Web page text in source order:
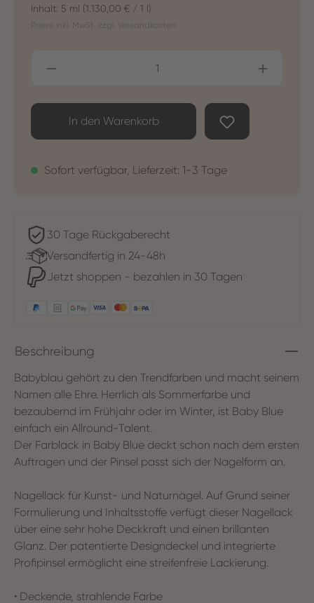
Inhalt: 5 ml (1.130,00 € / 1 l)
Preise inkl. MwSt. zzgl. Versandkosten
Produkt Anzahl: Gib den gewünschten
In den Warenkorb
Sofort verfügbar, Lieferzeit: 1-3 Tage
30 Tage Rückgaberecht
Versandfertig in 24-48h
Jetzt shoppen - bezahlen in 30 Tagen
Beschreibung
Babyblau gehört zu den Trendfarben und macht seinem
Namen alle Ehre. Herrlich als Sommerfarbe und
bezaubernd im Frühjahr oder im Winter, ist Baby Blue
einfach ein Allround-Talent.
Der Farblack in Baby Blue deckt schon nach dem ersten
Auftragen und der Pinsel passt sich der Nagelform an.
Nagellack für Kunst- und Naturnägel. Auf Grund seiner
Formulierung und Inhaltsstoffe verfügt dieser Nagellack
über eine sehr hohe Deckkraft und einen brillanten
Glanz. Der patentierte Designdeckel und integrierte
Profipinsel ermöglicht eine streifenfreie Lackierung.
• Deckende, strahlende Farbe